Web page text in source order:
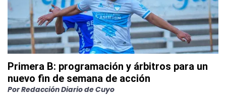
Primera B: programación y árbitros para un
nuevo fin de semana de acción
PorRedacción Diario de Cuyo